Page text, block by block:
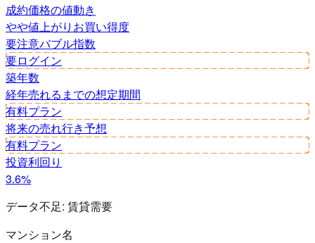
成約価格の値動き
やや値上がり お買い得度
要注意バブル指数
要ログイン
築年数
経年売れるまでの想定期間
有料プラン
将来の売れ行き予想
有料プラン
投資利回り
3.6%
データ不足: 賃貸需要
マンション名